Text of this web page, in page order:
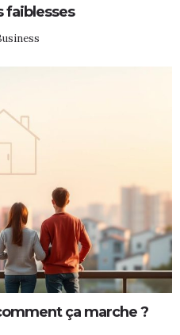
faiblesses
ça marche ?